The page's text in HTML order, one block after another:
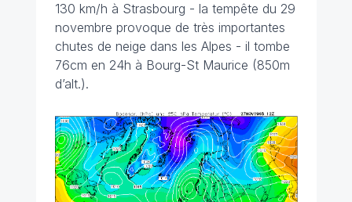
130 km/h à Strasbourg - la tempête du 29
novembre provoque de très importantes
chutes de neige dans les Alpes - il tombe
76cm en 24h à Bourg-St Maurice (850m
d’alt.).